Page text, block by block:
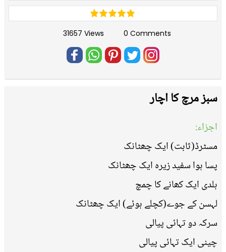
31657 Views 0 Comments
سبز مرچ کا اچار
اجزاء:
مسٹرڈ(ثابت) ایک چھٹانک
پسا ہوا سفید زیرہ ایک چھٹانک
ہلدی ایک کھانے کا چمچ
لہسن کے جوے(کچلے ہوئے) ایک چھٹانک
سرکہ دو تہائی پیالی
چینی ایک تہائی پیالی